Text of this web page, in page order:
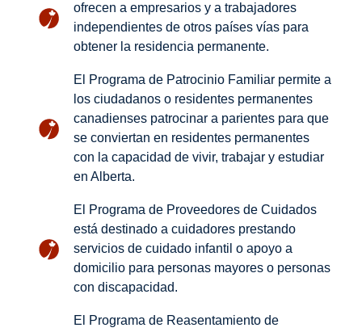
ofrecen a empresarios y a trabajadores
independientes de otros países vías para
obtener la residencia permanente.
El Programa de Patrocinio Familiar permite a
los ciudadanos o residentes permanentes
canadienses patrocinar a parientes para que
se conviertan en residentes permanentes
con la capacidad de vivir, trabajar y estudiar
en Alberta.
El Programa de Proveedores de Cuidados
está destinado a cuidadores prestando
servicios de cuidado infantil o apoyo a
domicilio para personas mayores o personas
con discapacidad.
El Programa de Reasentamiento de